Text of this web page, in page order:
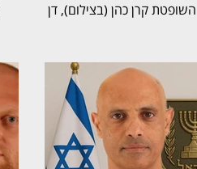
השופטת קרן כהן (בצילום), דן
התפקידים הבכירים בפרקליטות
המדינה, ובמחלוקת על תנאי
הפרישה, השכר והזכויות
הפנסיוניות עם סיום כהונתה.
ההליך הסתיים בהסכמות בין
הצדדים, שקיבלו תוקף של